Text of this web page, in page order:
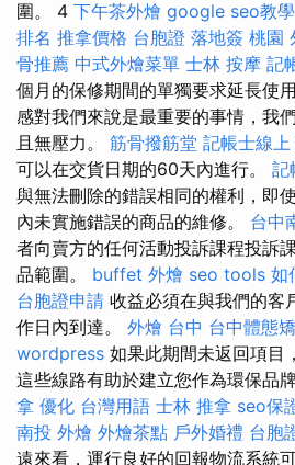
圍。 4 下午茶外燴 google seo教學
排名 推拿價格 台胞證 落地簽 桃園
骨推薦 中式外燴菜單 士林 按摩 記
個月的保修期間的單獨要求延長使
感對我們來說是最重要的事情，我
且無壓力。 筋骨撥筋堂 記帳士線上
可以在交貨日期的60天內進行。 記
與無法刪除的錯誤相同的權利，即
內未實施錯誤的商品的維修。 台中
者向賣方的任何活動投訴課程投訴
品範圍。 buffet 外燴 seo tools 如
台胞證申請 收益必須在與我們的客
作日內到達。 外燴 台中 台中體態
wordpress 如果此期間未返回項目
這些線路有助於建立您作為環保品
拿 優化 台灣用語 士林 推拿 seo保
南投 外燴 外燴茶點 戶外婚禮 台胞
遠來看，運行良好的回報物流系統